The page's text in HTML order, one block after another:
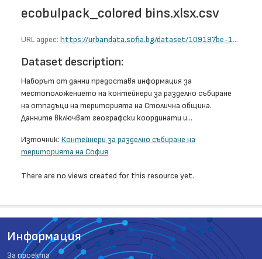
ecobulpack_colored bins.xlsx.csv
URL адрес: https://urbandata.sofia.bg/dataset/109197be-1615-45ac-a8a0-8f7c64d7859a/resource/a1709a91-b589-441c-b32d-996f433f3a5a/download/ecobulpack_colored-bins.xlsx.csv
Dataset description:
Наборът от данни предоставя информация за
местоположението на контейнери за разделно събиране
на отпадъци на територията на Столична община.
Данните включват географски координати и...
Източник: Контейнери за разделно събиране на
територията на София
There are no views created for this resource yet.
Информация
За проекта